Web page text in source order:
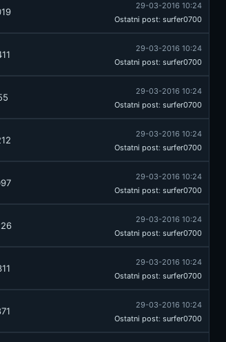
29-03-2016 10:24
Ostatni post: surfer0700
29-03-2016 10:24
Ostatni post: surfer0700
29-03-2016 10:24
Ostatni post: surfer0700
29-03-2016 10:24
Ostatni post: surfer0700
29-03-2016 10:24
Ostatni post: surfer0700
29-03-2016 10:24
Ostatni post: surfer0700
29-03-2016 10:24
Ostatni post: surfer0700
29-03-2016 10:24
Ostatni post: surfer0700